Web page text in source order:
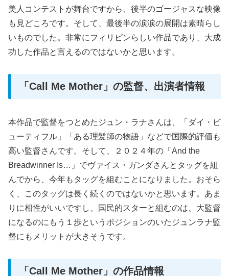
美人コンテストが舞台ですから、後半のゴージャスな映像
も見どころです。そして、最後半の涙涙の展開は素晴らし
いものでした。非常にフィリピンらしい作品であり、大成
功した作品と言えるのではないかと思います。
「Call Me Mother」の監督、出演者情報
本作品で監督をつとめたジュン・ラナさんは、「ダイ・ビ
ューティフル」「ある理髪師の物語」などで国際的評価も
高い監督さんです。そして、２０２４年の「And the
Breadwinner Is…」でヴァイス・ガンダさんとタッグを組
んでから、今年もタッグを組むことになりました。おそら
く、このタッグは長く続くのではないかと思います。あま
りに相性がいいですし、国民的スターと組むのは、大監督
になるのにもう１歩というポジションのいたジュンラナ監
督にもメリットが大きそうです。
「Call Me Mother」の作品情報